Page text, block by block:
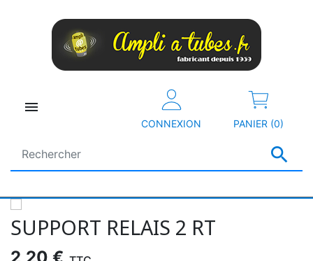


CONNEXION PANIER (0)
SUPPORT RELAIS 2 RT